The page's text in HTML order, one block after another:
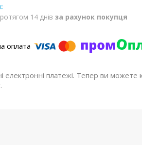
14 днів за рахунок покупця
електронні платежі. Тепер ви